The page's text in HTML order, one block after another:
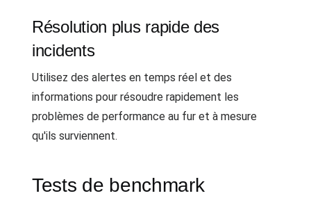
Résolution plus rapide des
incidents
Utilisez des alertes en temps réel et des
informations pour résoudre rapidement les
problèmes de performance au fur et à mesure
qu'ils surviennent.
Tests de benchmark